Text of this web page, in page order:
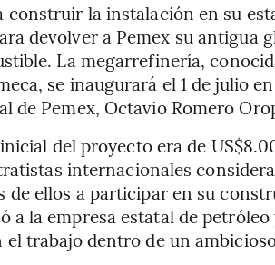
construir la instalación en su
devolver a Pemex su antigua
La megarrefinería,
se inaugurará el 1 de julio
de Pemex, Octavio Romero
del proyecto era de
internacionales
de ellos a participar en su
a la empresa estatal de
trabajo dentro de un